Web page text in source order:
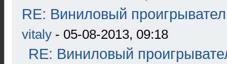
RE: Виниловый
vitaly - 05-08-2013, 09:18
RE: Виниловый